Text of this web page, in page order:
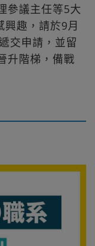
參議主任等5大
興趣，請於9月
交申請，並留
升階梯，備戰